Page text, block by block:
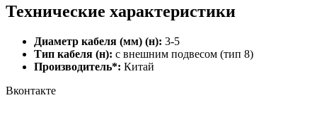
Технические характеристики
Диаметр кабеля (мм) (н): 3-5
Тип кабеля (н): с внешним подвесом (тип 8)
Производитель*: Китай
Вконтакте